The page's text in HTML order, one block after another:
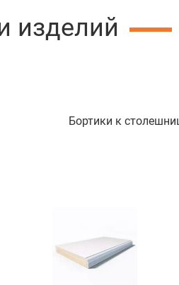
изделий
Бортики к